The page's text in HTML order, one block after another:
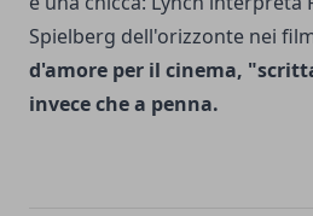
Spielberg dell'orizzonte nei
d'amore per il cinema,
invece che a penna.